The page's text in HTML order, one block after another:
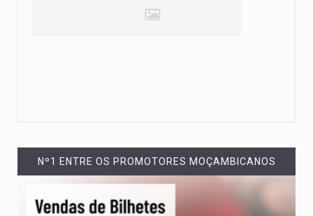
Nº1 ENTRE OS PROMOTORES MOÇAMBICANOS